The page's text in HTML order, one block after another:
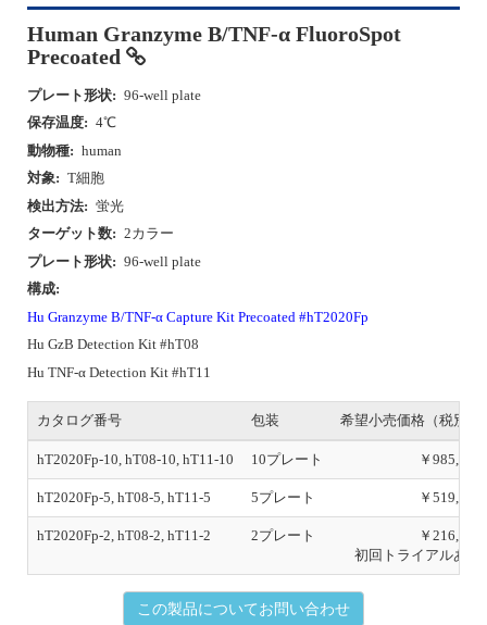
Human Granzyme B/TNF-α FluoroSpot
Precoated
プレート形状: 96-well plate
保存温度: 4℃
動物種: human
対象: T細胞
検出方法: 蛍光
ターゲット数: 2カラー
プレート形状: 96-well plate
構成:
Hu Granzyme B/TNF-α Capture Kit Precoated #hT2020Fp
Hu GzB Detection Kit #hT08
Hu TNF-α Detection Kit #hT11
カタログ番号 包装 希望小売価格（税別）
hT2020Fp-10, hT08-10, hT11-10 10プレート ￥985,000
hT2020Fp-5, hT08-5, hT11-5 5プレート ￥519,000
hT2020Fp-2, hT08-2, hT11-2 2プレート
￥216,000
初回トライアルあり
この製品についてお問い合わせ